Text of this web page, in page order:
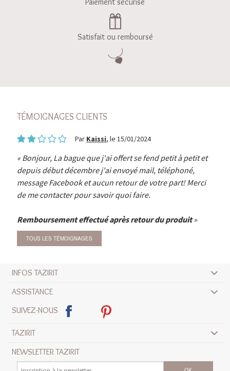
Satisfait ou remboursé
TÉMOIGNAGES CLIENTS
Par Kaissi, le 15/01/2024
Bonjour, La bague que j'ai offert se fend petit à petit et
depuis début décembre j'ai envoyé mail, téléphoné,
message Facebook et aucun retour de votre part! Merci
de me contacter pour savoir quoi faire.
Remboursement effectué après retour du produit
TOUS LES TÉMOIGNAGES
INFOS TAZIRIT
ASSISTANCE
SUIVEZ-NOUS
TAZIRIT
NEWSLETTER TAZIRIT